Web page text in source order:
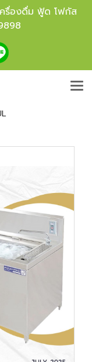
ครื่องดื่ม ฟู้ด โฟกัส